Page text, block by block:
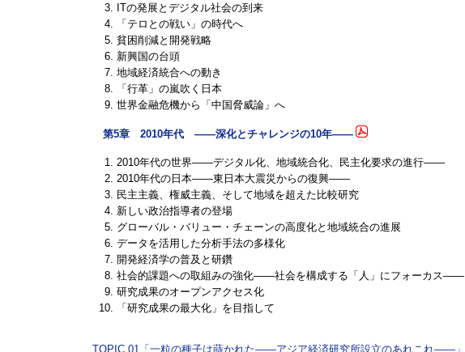
ITの発展とデジタル社会の到来
「テロとの戦い」の時代へ
貧困削減と開発戦略
新興国の台頭
地域経済統合への動き
「行革」の嵐吹く日本
世界金融危機から「中国脅威論」へ
第5章 2010年代 ――深化とチャレンジの10年――
2010年代の世界――デジタル化、地域統合化、民主化要求の進行――
2010年代の日本――東日本大震災からの復興――
民主主義、権威主義、そして地域を超えた比較研究
新しい政治指導者の登場
グローバル・バリュー・チェーンの高度化と地域統合の進展
データを活用した分析手法の多様化
開発経済学の普及と研鑽
社会的課題への取組みの強化――社会を構成する「人」にフォーカス――
研究成果のオープンアクセス化
「研究成果の最大化」を目指して
TOPIC 01「一粒の種子は蒔かれた――アジア経済研究所設立のあれこれ――」